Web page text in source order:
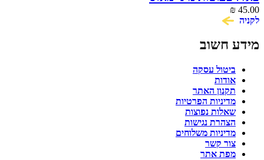
₪ 45.00
לקניה
מידע חשוב
ביטול עסקה
אודות
תקנון האתר
מדיניות הפרטיות
שאלות נפוצות
הצהרת נגישות
מדיניות משלוחים
צור קשר
מפת אתר